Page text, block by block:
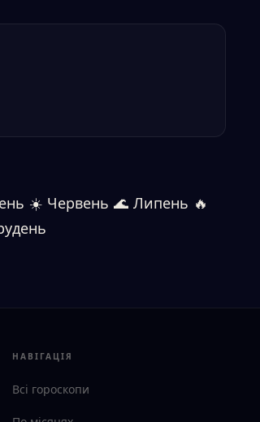
☀️ Червень 🌊 Липень 🔥
НАВІГАЦІЯ
Всі гороскопи